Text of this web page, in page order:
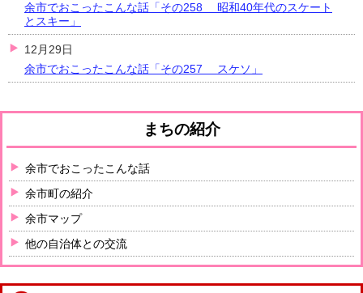
余市でおこったこんな話「その258 昭和40年代のスケート
とスキー」
12月29日
余市でおこったこんな話「その257 スケソ」
まちの紹介
余市でおこったこんな話
余市町の紹介
余市マップ
他の自治体との交流